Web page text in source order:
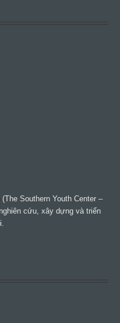
Southern Youth Center –
cứu, xây dựng và triển
.